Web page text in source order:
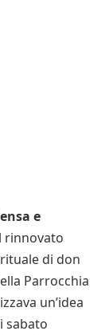
e
rinnovato
di don
Parrocchia
un’idea
sabato